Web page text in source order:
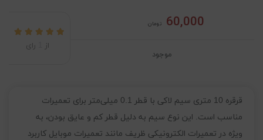
60,000 تومان
موجود
از رای
قرقره 10 متری سیم لاکی با قطر 0.1 میلی‌متر برای تعمیرات
مناسب است. این نوع سیم به دلیل قطر کم و عایق بودن، به
ویژه در تعمیرات الکترونیکی ظریف مانند تعمیرات موبایل کاربرد